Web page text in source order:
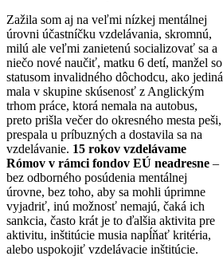
Zažila som aj na veľmi nízkej mentálnej
úrovni účastníčku vzdelávania, skromnú,
milú ale veľmi zanietenú socializovať sa a
niečo nové naučiť, matku 6 detí, manžel so
statusom invalidného dôchodcu, ako jediná
mala v skupine skúsenosť z Anglickým
trhom práce, ktorá nemala na autobus,
preto prišla večer do okresného mesta peši,
prespala u príbuzných a dostavila sa na
vzdelávanie. 15 rokov vzdelávame
Rómov v rámci fondov EÚ neadresne –
bez odborného posúdenia mentálnej
úrovne, bez toho, aby sa mohli úprimne
vyjadriť, inú možnosť nemajú, čaká ich
sankcia, často krát je to ďalšia aktivita pre
aktivitu, inštitúcie musia napĺňať kritéria,
alebo uspokojiť vzdelávacie inštitúcie.